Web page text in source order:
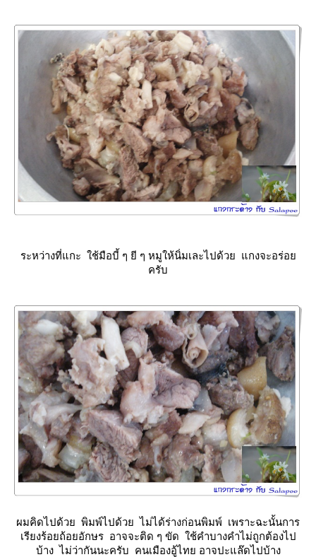
ระหว่างที่แกะ ใช้มือบี้ ๆ ยี ๆ หมูให้นิ่มเละไปด้วย แกงจะอร่อ
ครับ
ผมคิดไปด้วย พิมพ์ไปด้วย ไม่ได้ร่างก่อนพิมพ์ เพราะฉะนั้นการ
เรียงร้อยถ้อยอักษร อาจจะติด ๆ ขัด ใช้คำบางคำไม่ถูกต้องไป
บ้าง ไม่ว่ากันนะครับ คนเมืองอู้ไทย อาจปะแล๊ดไปบ้าง